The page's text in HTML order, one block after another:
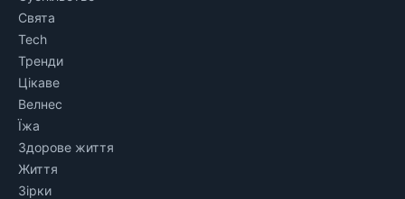
Свята
Tech
Тренди
Цікаве
Велнес
Їжа
Здорове життя
Життя
Зірки